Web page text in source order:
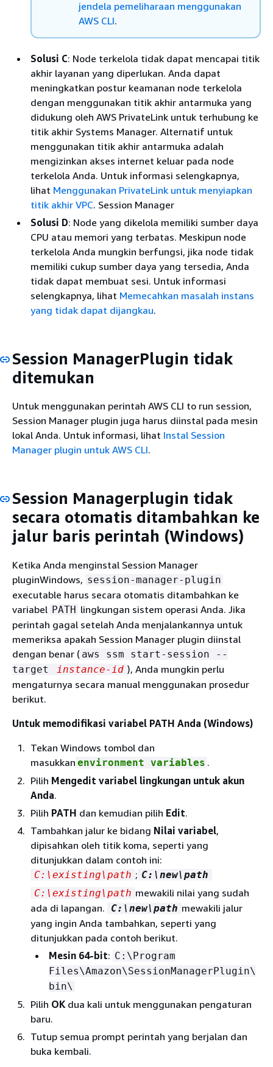
jendela pemeliharaan menggunakan
AWS CLI.
Solusi C: Node terkelola tidak dapat mencapai titik
akhir layanan yang diperlukan. Anda dapat
meningkatkan postur keamanan node terkelola
dengan menggunakan titik akhir antarmuka yang
didukung oleh AWS PrivateLink untuk terhubung ke
titik akhir Systems Manager. Alternatif untuk
menggunakan titik akhir antarmuka adalah
mengizinkan akses internet keluar pada node
terkelola Anda. Untuk informasi selengkapnya,
lihat Menggunakan PrivateLink untuk menyiapkan
titik akhir VPC. Session Manager
Solusi D: Node yang dikelola memiliki sumber daya
CPU atau memori yang terbatas. Meskipun node
terkelola Anda mungkin berfungsi, jika node tidak
memiliki cukup sumber daya yang tersedia, Anda
tidak dapat membuat sesi. Untuk informasi
selengkapnya, lihat Memecahkan masalah instans
yang tidak dapat dijangkau.
Session ManagerPlugin tidak
ditemukan
Untuk menggunakan perintah AWS CLI to run session,
Session Manager plugin juga harus diinstal pada mesin
lokal Anda. Untuk informasi, lihat Instal Session
Manager plugin untuk AWS CLI.
Session Managerplugin tidak
secara otomatis ditambahkan ke
jalur baris perintah (Windows)
Ketika Anda menginstal Session Manager
pluginWindows, session-manager-plugin
executable harus secara otomatis ditambahkan ke
variabel PATH lingkungan sistem operasi Anda. Jika
perintah gagal setelah Anda menjalankannya untuk
memeriksa apakah Session Manager plugin diinstal
dengan benar ( aws ssm start-session --
target
instance-id ), Anda mungkin perlu
mengaturnya secara manual menggunakan prosedur
berikut.
Untuk memodifikasi variabel PATH Anda (Windows)
Tekan Windows tombol dan
masukkan environment variables .
Pilih Mengedit variabel lingkungan untuk akun
Anda.
Pilih PATH dan kemudian pilih Edit.
Tambahkan jalur ke bidang Nilai variabel,
dipisahkan oleh titik koma, seperti yang
ditunjukkan dalam contoh ini:
C:\existing\path ; C:\new\path
C:\existing\path mewakili nilai yang sudah
ada di lapangan.
C:\new\path mewakili jalur
yang ingin Anda tambahkan, seperti yang
ditunjukkan pada contoh berikut.
Mesin 64-bit: C:\Program
Files\Amazon\SessionManagerPlugin\
bin\
Pilih OK dua kali untuk menggunakan pengaturan
baru.
Tutup semua prompt perintah yang berjalan dan
buka kembali.